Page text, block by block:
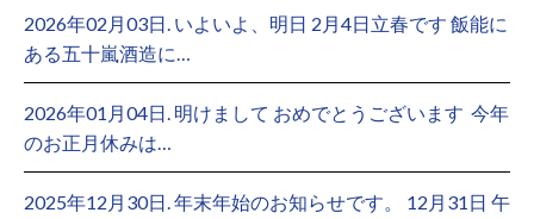
2026年02月03日. いよいよ、明日 2月4日立春です 飯能に
ある五十嵐酒造に…
2026年01月04日. 明けまして おめでとうございます ⁡ 今年
のお正月休みは…
2025年12月30日. 年末年始のお知らせです。 12月31日 午